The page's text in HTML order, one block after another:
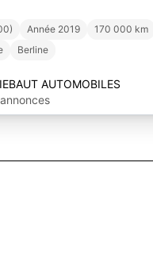
Année 2019 170 000 km
Berline
AUTOMOBILES